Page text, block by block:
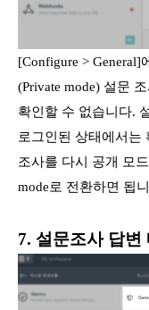
[Configure >
(Private mode) 설문
확인할 수 없습니다.
로그인된 상태에서는
조사를 다시 공개 모
mode로 전환하면 됩
7. 설문조사 답변